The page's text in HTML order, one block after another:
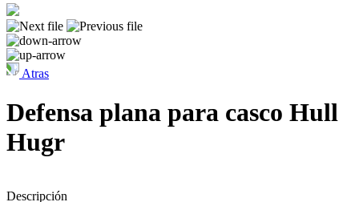
Atras
Defensa plana para casco Hull
Hugr
Descripción